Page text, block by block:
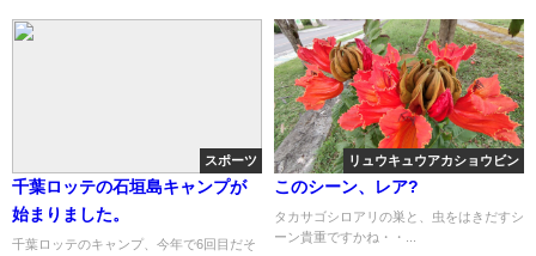
スポーツ
千葉ロッテの石垣島キャンプが
始まりました。
千葉ロッテのキャンプ、今年で6回目だそ
リュウキュウアカショウビン
このシーン、レア?
タカサゴシロアリの巣と、虫をはきだすシ
ーン貴重ですかね・・...